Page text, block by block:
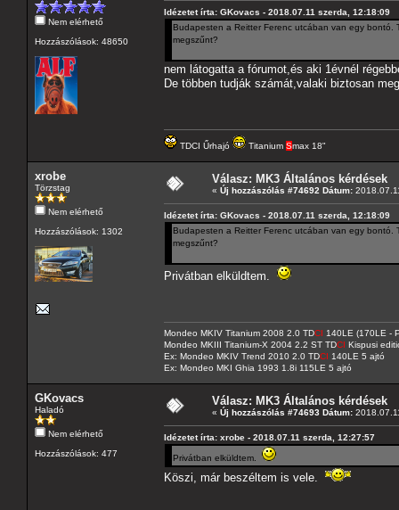
Nem elérhető
Hozzászólások: 48650
Idézetet írta: GKovacs - 2018.07.11 szerda, 12:18:09
Budapesten a Reitter Ferenc utcában van egy bontó.
megszűnt?
nem látogatta a fórumot,és aki 1évnél
De többen tudják számát,valaki biztosan
TDCI Űrhajó Titanium Smax 18"
xrobe
Törzstag
Nem elérhető
Hozzászólások: 1302
Válasz: MK3 Általános kérdések
« Új hozzászólás #74692 Dátum:
Idézetet írta: GKovacs - 2018.07.11 szerda, 12:18:09
Budapesten a Reitter Ferenc utcában van egy bontó.
megszűnt?
Privátban elküldtem.
Mondeo MKIV Titanium 2008 2.0 TDCI 140LE (170LE -
Mondeo MKIII Titanium-X 2004 2.2 ST TDCI Kispusi
Ex: Mondeo MKIV Trend 2010 2.0 TDCI 140LE 5 ajtó
Ex: Mondeo MKI Ghia 1993 1.8i 115LE 5 ajtó
GKovacs
Haladó
Nem elérhető
Hozzászólások: 477
Válasz: MK3 Általános kérdések
« Új hozzászólás #74693 Dátum:
Idézetet írta: xrobe - 2018.07.11 szerda, 12:27:57
Privátban elküldtem.
Köszi, már beszéltem is vele.